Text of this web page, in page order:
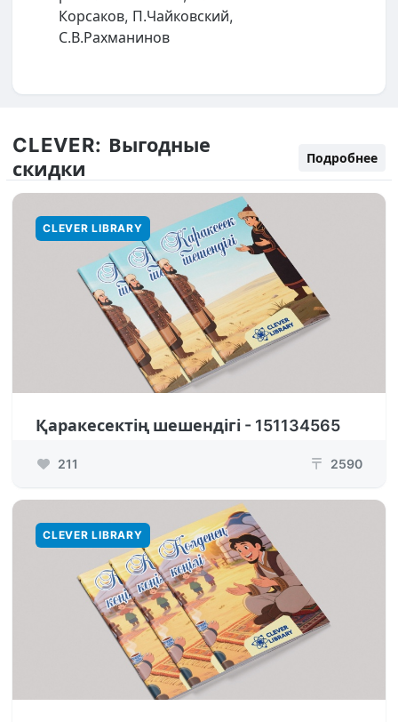
Корсаков, П.Чайковский,
С.В.Рахманинов
CLEVER: Выгодные
скидки
Подробнее
CLEVER LIBRARY
Қаракесектің шешендігі - 151134565
211 ₸ 2590
CLEVER LIBRARY